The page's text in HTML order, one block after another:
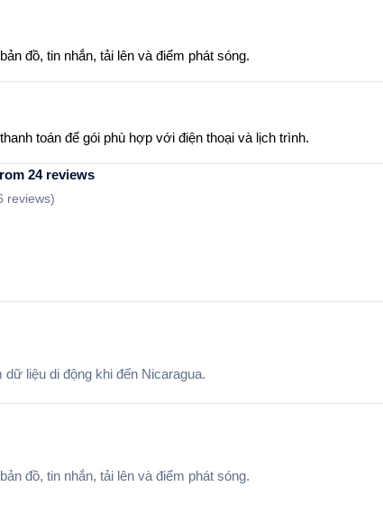
đồ, tin nhắn, tải lên và điểm phát sóng.
toán để gói phù hợp với điện thoại và lịch trình.
24 reviews
reviews)
liệu di động khi đến Nicaragua.
đồ, tin nhắn, tải lên và điểm phát sóng.